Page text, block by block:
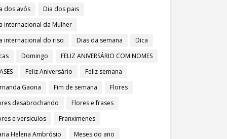
dos avós
Dia dos pais
internacional da Mulher
internacional do riso
Dias da semana
Dica
Domingo
FELIZ ANIVERSÁRIO COM NOMES
Feliz Aniversário
Feliz semana
Gaona
Fim de semana
Flores
desabrochando
Flores e frases
e versiculos
Franximenes
Helena Ambrósio
Meses do ano